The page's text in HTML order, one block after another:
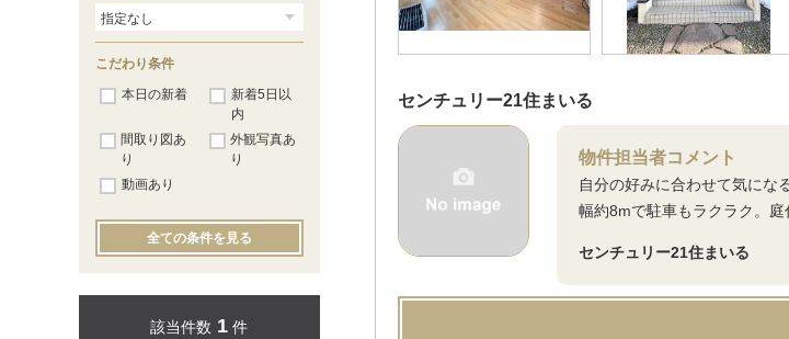
センチュリー21住まいる
物件担当者コメント
自分の好みに合わせて気にな
幅約8mで駐車もラクラク。
センチュリー21住まいる
こだわり条件
本日の新着
新着5日以
内
間取り図あ
り
外観写真あ
り
動画あり
全ての条件を見る
該当件数 1 件